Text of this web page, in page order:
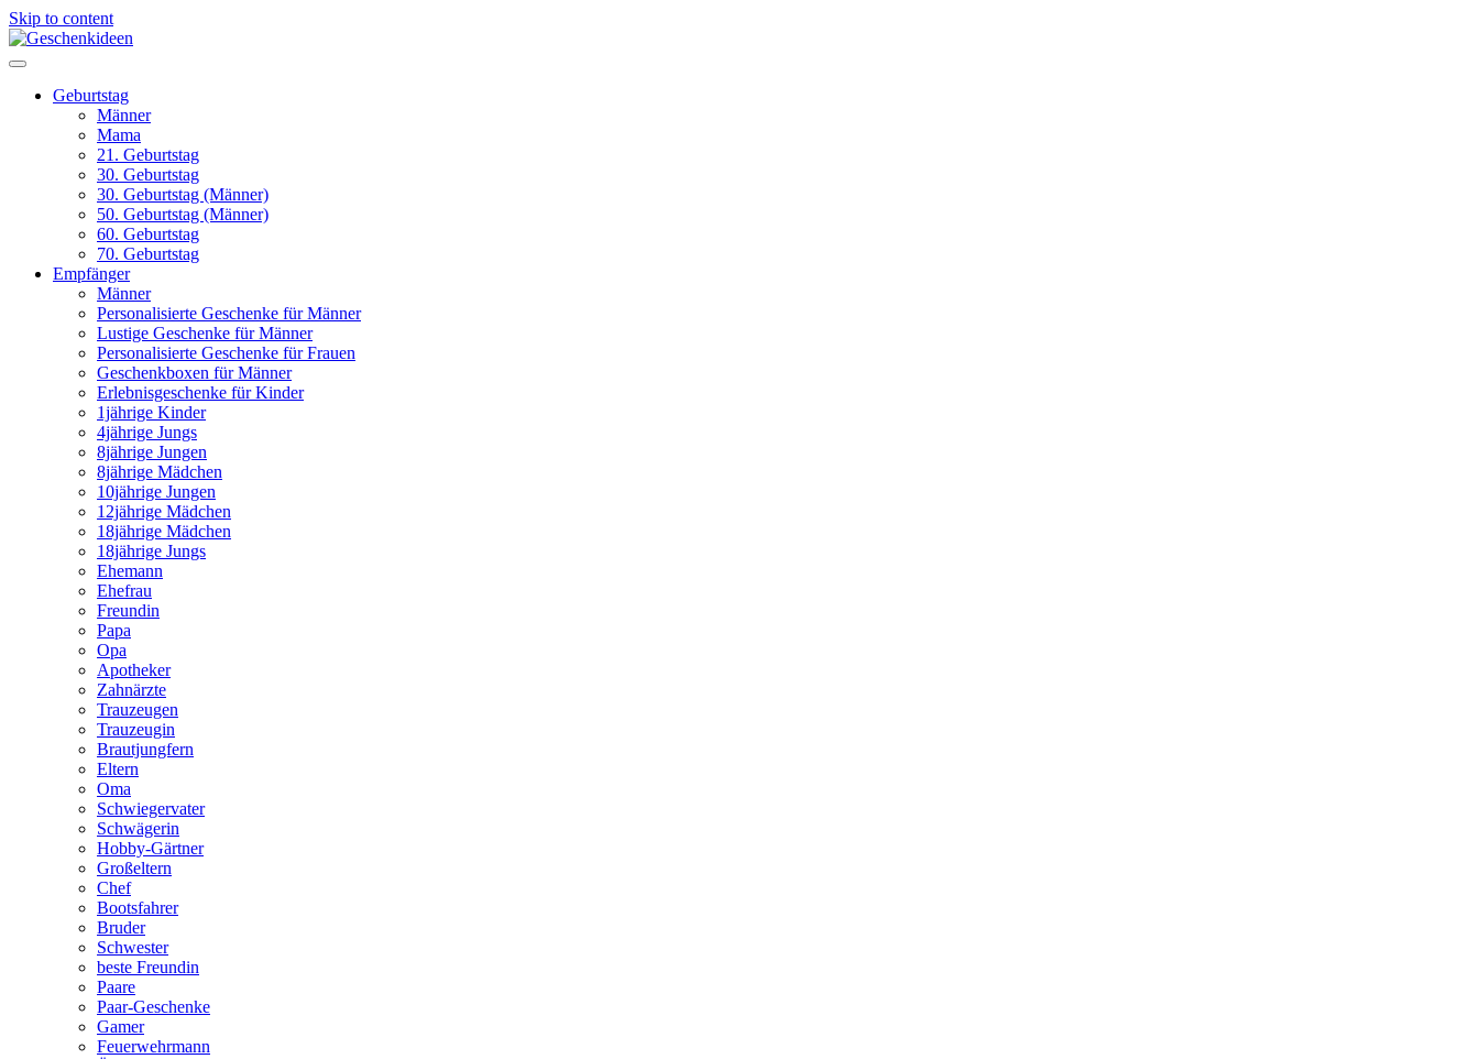
Skip to content
Geburtstag
Männer
Mama
21. Geburtstag
30. Geburtstag
30. Geburtstag (Männer)
50. Geburtstag (Männer)
60. Geburtstag
70. Geburtstag
Empfänger
Männer
Personalisierte Geschenke für Männer
Lustige Geschenke für Männer
Personalisierte Geschenke für Frauen
Geschenkboxen für Männer
Erlebnisgeschenke für Kinder
1jährige Kinder
4jährige Jungs
8jährige Jungen
8jährige Mädchen
10jährige Jungen
12jährige Mädchen
18jährige Mädchen
18jährige Jungs
Ehemann
Ehefrau
Freundin
Papa
Opa
Apotheker
Zahnärzte
Trauzeugen
Trauzeugin
Brautjungfern
Eltern
Oma
Schwiegervater
Schwägerin
Hobby-Gärtner
Großeltern
Chef
Bootsfahrer
Bruder
Schwester
beste Freundin
Paare
Paar-Geschenke
Gamer
Feuerwehrmann